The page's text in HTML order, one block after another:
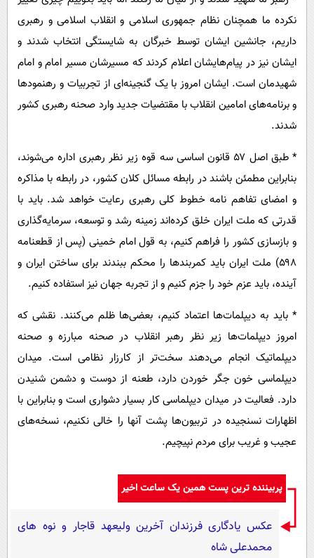
نکرده ما همچنان نظام جمهوری اسلامی و انقلاب اسلامی و رهبری
داریم، جانشین ایشان توسط خبرگان به شایستگی انتخاب شدند و
ایشان نیز در پیام‌هایشان اعلام کردند که مسیرشان مسیر امام و امام
شهیدمان است. ایشان امروز با یک گنجینه‌ای از تجربیات و رهنمودها
و برنامه‌های امامین انقلاب با مقتضیات جدید وارد صحنه رهبری کشور
شدند.
* طبق اصل ۵۷ قانون اساسی سه قوه زیر نظر رهبری اداره می‌شوند،
بنابراین مطمئن باشند در رابطه مسائل کلان کشور، در رابطه با مذاکره
و امضای تفاهم نامه خطوط کلی رهبری رعایت خواهد شد. باید با
قدرتی که ملت ایران خلق کرده‌اند زمینه رشد و توسعه، سرمایه‌گذاری
و بازسازی کشور را فراهم کنیم، به قول امام خمینی (پس از قطعنامه
۵۹۸) ملت ایران باید کمربندها را محکم ببندند برای ساختن ایران و
آینده، باید عزم خود را جزم کنیم و از تجربه جهان نیز استفاده کنیم.
* باید به دیپلمات‌ها اعتماد کنیم، بعضی‌ها ظلم می‌کنند. نقشی که
امروز دیپلمات‌ها زیر نظر رهبر انقلاب در صحنه مبارزه و صحنه
دیپلماتیک انجام می‌دهند سخت‌تر از کارزار نظامی است. میدان
دیپلماسی خون جگر خوردن دارد، طعنه از دوست و دشمن شنیدن
دارد. فعالیت در میدان دیپلماسی کار بسیار دشواری است و بنابراین با
اظهارات نسنجیده در تربیون‌ها پشت آنها را خالی نکنیم، نسخه‌های
عجیب و غریب برای مردم نپیچیم.
پربیننده ترین پست همین یک ساعت اخیر
عکس یادگاری فرزندان آخرین ولیعهد قاجار و نوه های
محمدعلی شاه